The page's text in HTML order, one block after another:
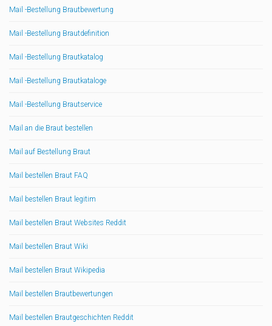
Mail -Bestellung Brautbewertung
Mail -Bestellung Brautdefinition
Mail -Bestellung Brautkatalog
Mail -Bestellung Brautkataloge
Mail -Bestellung Brautservice
Mail an die Braut bestellen
Mail auf Bestellung Braut
Mail bestellen Braut FAQ
Mail bestellen Braut legitim
Mail bestellen Braut Websites Reddit
Mail bestellen Braut Wiki
Mail bestellen Braut Wikipedia
Mail bestellen Brautbewertungen
Mail bestellen Brautgeschichten Reddit